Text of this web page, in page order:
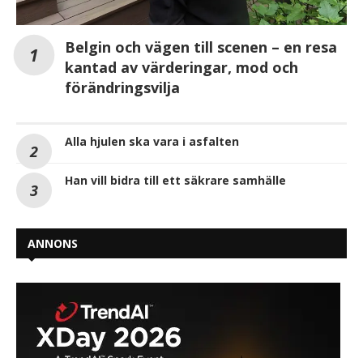
Belgin och vägen till scenen – en resa
kantad av värderingar, mod och
förändringsvilja
Alla hjulen ska vara i asfalten
Han vill bidra till ett säkrare samhälle
ANNONS